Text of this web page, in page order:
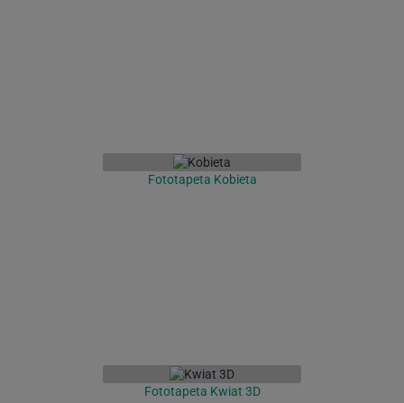
Fototapeta Kobieta
Fototapeta Kwiat 3D